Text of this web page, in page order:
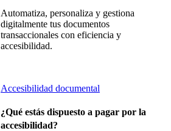
Automatiza, personaliza y gestiona
digitalmente tus documentos
transaccionales con eficiencia y
accesibilidad.
Accesibilidad documental
¿Qué estás dispuesto a pagar por la
accesibilidad?